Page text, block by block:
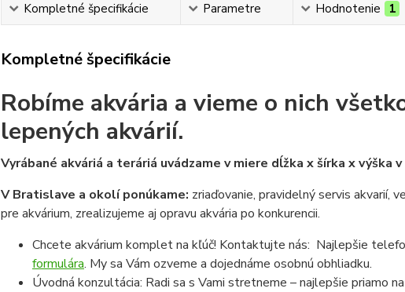
Kompletné špecifikácie Parametre Hodnotenie 1
Kompletné špecifikácie
Robíme akvária a vieme o nich
lepených akvárií.
Vyrábané akváriá a teráriá uvádzame v miere dĺžka x šírka x výška
V Bratislave a okolí ponúkame: zriaďovanie, pravidelný servis akvarií,
pre akvárium, zrealizujeme aj opravu akvária po konkurencii.
Chcete akvárium komplet na kľúč! Kontaktujte nás: Najlepšie
formulára. My sa Vám ozveme a dojednáme osobnú obhliadku.
Úvodná konzultácia: Radi sa s Vami stretneme – najlepšie priamo